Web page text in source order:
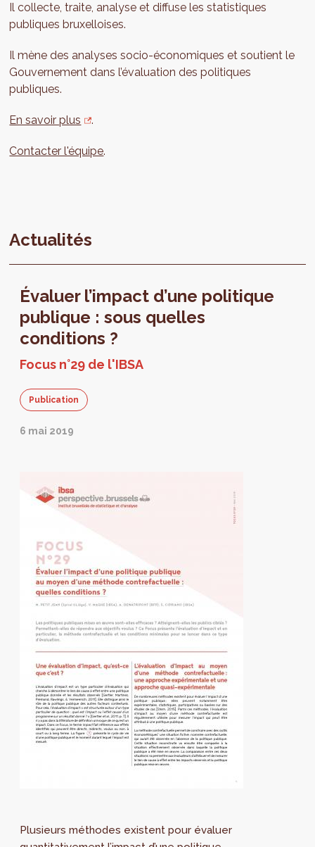
Il collecte, traite, analyse et diffuse les statistiques
publiques bruxelloises.
Il mène des analyses socio-économiques et soutient le
Gouvernement dans l’évaluation des politiques
publiques.
En savoir plus .
Contacter l'équipe.
Actualités
Évaluer l’impact d’une politique
publique : sous quelles
conditions ?
Focus n°29 de l'IBSA
Publication
6 mai 2019
Plusieurs méthodes existent pour évaluer